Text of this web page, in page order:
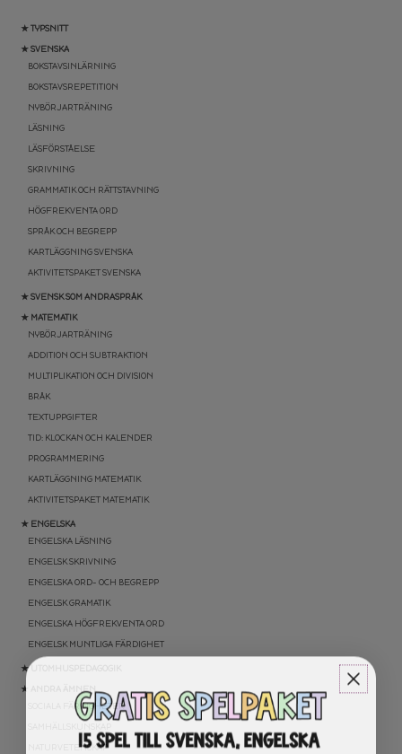
★ TYPSNITT
★ SVENSKA
BOKSTAVSINLÄRNING
BOKSTAVSREPETITION
NYBÖRJARTRÄNING
LÄSNING
LÄSFÖRSTÅELSE
SKRIVNING
GRAMMATIK OCH RÄTTSTAVNING
HÖGFREKVENTA ORD
SPRÅK OCH BEGREPP
KARTLÄGGNING SVENSKA
AKTIVITETSPAKET SVENSKA
★ SVENSK SOM ANDRASPRÅK
★ MATEMATIK
NYBÖRJARTRÄNING
ADDITION OCH SUBTRAKTION
MULTIPLIKATION OCH DIVISION
BRÅK
TEXTUPPGIFTER
TID: KLOCKAN OCH KALENDER
PROGRAMMERING
KARTLÄGGNING MATEMATIK
AKTIVITETSPAKET MATEMATIK
★ ENGELSKA
ENGELSKA LÄSNING
ENGELSK SKRIVNING
ENGELSKA ORD- OCH BEGREPP
ENGELSK GRAMATIK
ENGELSKA HÖGFREKVENTA ORD
ENGELSK MUNTLIGA FÄRDIGHET
★ UTOMHUSPEDAGOGIK
★ ANDRA ÄMNEN
SOCIALA FÄRDIGHETER
NATURVETENSKAP